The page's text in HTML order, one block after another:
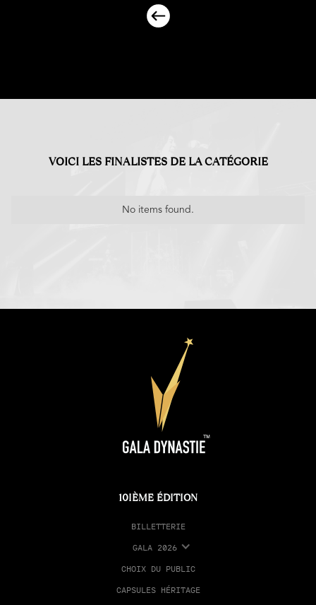
VOICI LES FINALISTES DE LA CATÉGORIE
No items found.
10IÈME ÉDITION
BILLETTERIE
GALA 2026
CHOIX DU PUBLIC
CAPSULES HÉRITAGE